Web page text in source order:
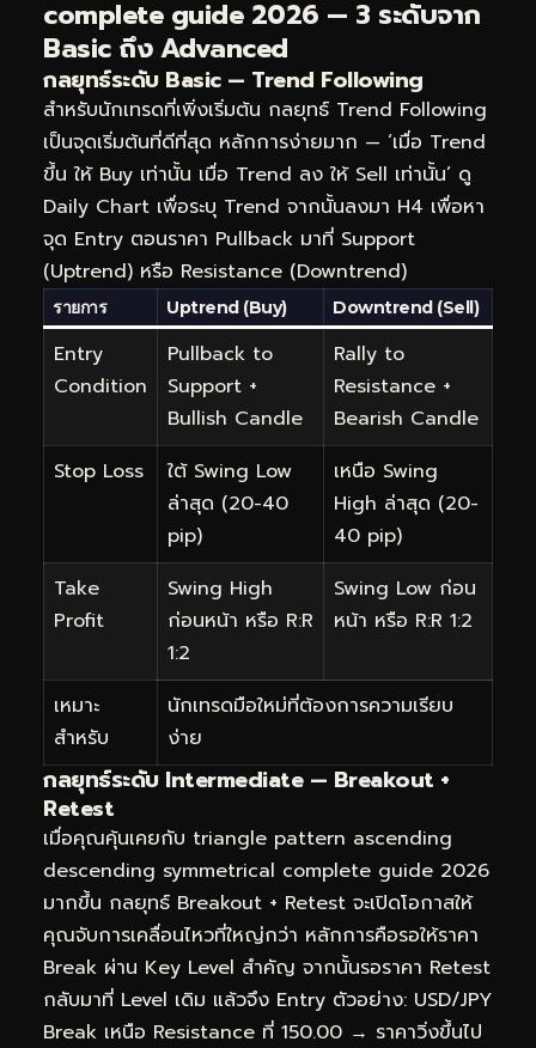
complete guide 2026 — 3 ระดับจาก
Basic ถึง Advanced
กลยุทธ์ระดับ Basic — Trend Following
สำหรับนักเทรดที่เพิ่งเริ่มต้น กลยุทธ์ Trend Following
เป็นจุดเริ่มต้นที่ดีที่สุด หลักการง่ายมาก — ‘เมื่อ Trend
ขึ้น ให้ Buy เท่านั้น เมื่อ Trend ลง ให้ Sell เท่านั้น’ ดู
Daily Chart เพื่อระบุ Trend จากนั้นลงมา H4 เพื่อหา
จุด Entry ตอนราคา Pullback มาที่ Support
(Uptrend) หรือ Resistance (Downtrend)
รายการ Uptrend (Buy) Downtrend (Sell)
Entry
Condition
Pullback to
Support +
Bullish Candle
Rally to
Resistance +
Bearish Candle
Stop Loss
ใต้ Swing Low
ล่าสุด (20-40
pip)
เหนือ Swing
High ล่าสุด (20-
40 pip)
Take
Profit
Swing High
ก่อนหน้า หรือ R:R
1:2
Swing Low ก่อน
หน้า หรือ R:R 1:2
เหมาะ
สำหรับ
นักเทรดมือใหม่ที่ต้องการความเรียบ
ง่าย
กลยุทธ์ระดับ Intermediate — Breakout +
Retest
เมื่อคุณคุ้นเคยกับ triangle pattern ascending
descending symmetrical complete guide 2026
มากขึ้น กลยุทธ์ Breakout + Retest จะเปิดโอกาสให้
คุณจับการเคลื่อนไหวที่ใหญ่กว่า หลักการคือรอให้ราคา
Break ผ่าน Key Level สำคัญ จากนั้นรอราคา Retest
กลับมาที่ Level เดิม แล้วจึง Entry ตัวอย่าง: USD/JPY
Break เหนือ Resistance ที่ 150.00 → ราคาวิ่งขึ้นไป